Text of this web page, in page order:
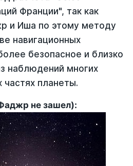
Франции", так как
и Иша по этому методу
навигационных
безопасное и близко
наблюдений многих
частях планеты.
не зашел):